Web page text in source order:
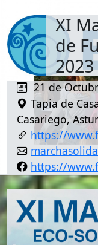
XI
de
2023
21 de
Tapia de
Casariego,
https://
https://